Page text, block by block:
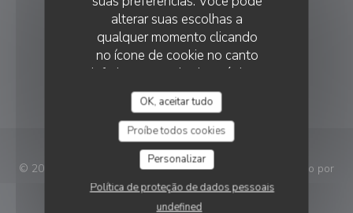
alterar suas escolhas a
qualquer momento clicando
no ícone de cookie no canto
inferior esquerdo das páginas
do site.
OK, aceitar tudo
Proíbe todos cookies
Personalizar
Política de proteção de dados pessoais
undefined
Facebook ((abre numa nova janela))
Instagram ((abre numa nova
© 2026 Papilles & Epices — Website do restaurante criado por
Zenchef((abre numa nova janela))